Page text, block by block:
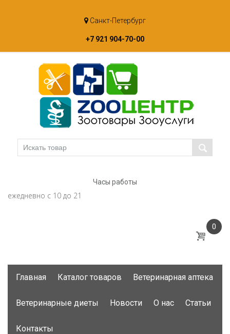
to
Санкт-Петербург
+7 921 904-70-00
Часы работы
ежедневно с 10 до 21
0
Главная Каталог товаров Ветеринарная аптека
Ветеринарные диеты Новости О нас Статьи
Контакты